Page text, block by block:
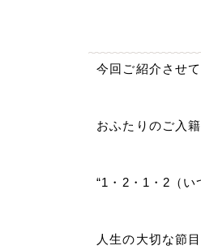
今回ご紹介させ
おふたりのご入
“1・2・1・2（い
人生の大切な節